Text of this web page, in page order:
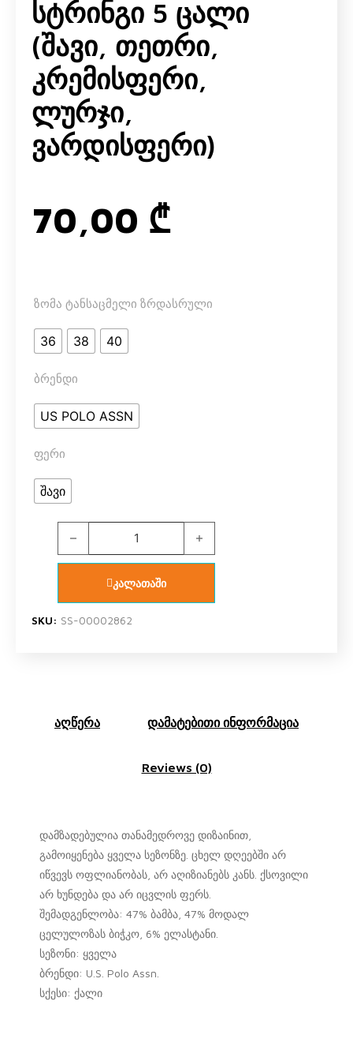
Სტრინგი 5 Ცალი
(შავი, Თეთრი,
Კრემისფერი,
Ლურჯი,
Ვარდისფერი)
70,00 ₾
ზომა ტანსაცმელი ზრდასრული
36 38 40
ბრენდი
US POLO ASSN
ფერი
შავი
U.S. Polo Assn. 67003 ქალის ტრუსი სტრინგი 5
კალათაში
SKU: SS-00002862
აღწერა დამატებითი ინფორმაცია
Reviews (0)
დამზადებულია თანამედროვე დიზაინით,
გამოიყენება ყველა სეზონზე. ცხელ დღეებში არ
იწვევს ოფლიანობას, არ აღიზიანებს კანს. ქსოვილი
არ ხუნდება და არ იცვლის ფერს.
შემადგენლობა: 47% ბამბა, 47% მოდალ
ცელულოზას ბიჭკო, 6% ელასტანი.
სეზონი: ყველა
ბრენდი: U.S. Polo Assn.
სქესი: ქალი